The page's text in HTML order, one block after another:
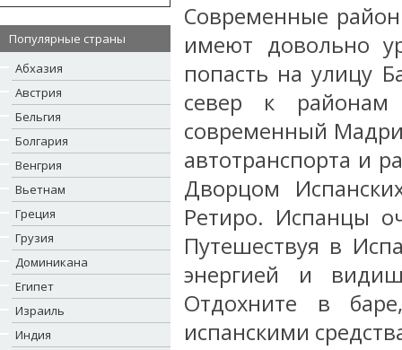
Популярные страны
Абхазия
Австрия
Бельгия
Болгария
Венгрия
Вьетнам
Греция
Грузия
Доминикана
Египет
Израиль
Индия
Современные
имеют довольно
попасть на улицу
север к
современный
автотранспорта и
Дворцом
Ретиро. Испанцы
Путешествуя в
энергией и
Отдохните в
испанскими